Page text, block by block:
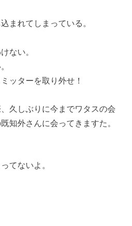
まれてしまっている。
ない。
ッターを取り外せ！
久しぶりに今までワタスの会
知外さんに会ってきますた。
てないよ。